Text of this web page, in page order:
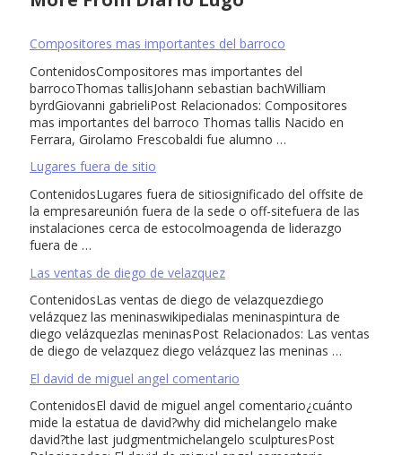
Compositores mas importantes del barroco
ContenidosCompositores mas importantes del
barrocoThomas tallisJohann sebastian bachWilliam
byrdGiovanni gabrieliPost Relacionados: Compositores
mas importantes del barroco Thomas tallis Nacido en
Ferrara, Girolamo Frescobaldi fue alumno …
Lugares fuera de sitio
ContenidosLugares fuera de sitiosignificado del offsite de
la empresareunión fuera de la sede o off-sitefuera de las
instalaciones cerca de estocolmoagenda de liderazgo
fuera de …
Las ventas de diego de velazquez
ContenidosLas ventas de diego de velazquezdiego
velázquez las meninaswikipedialas meninaspintura de
diego velázquezlas meninasPost Relacionados: Las ventas
de diego de velazquez diego velázquez las meninas …
El david de miguel angel comentario
ContenidosEl david de miguel angel comentario¿cuánto
mide la estatua de david?why did michelangelo make
david?the last judgmentmichelangelo sculpturesPost